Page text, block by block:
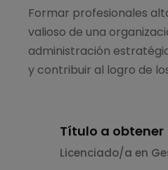
Formar profesionales
valioso de una
administración
y contribuir al logro de
Título a obtener
Licenciado/a en